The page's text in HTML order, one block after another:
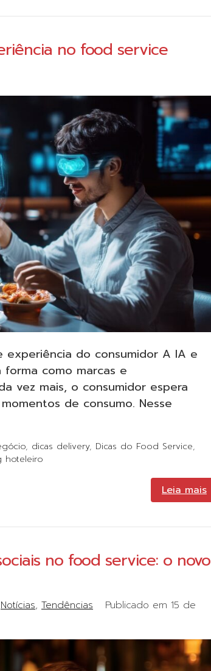
no food service
do consumidor A IA e
como marcas e
vez mais, o consumidor espera
de consumo. Nesse
, dicas delivery, Dicas do Food Service,
hoteleiro
Leia mais
no food service: o novo
Notícias Tendências Publicado em 15 de